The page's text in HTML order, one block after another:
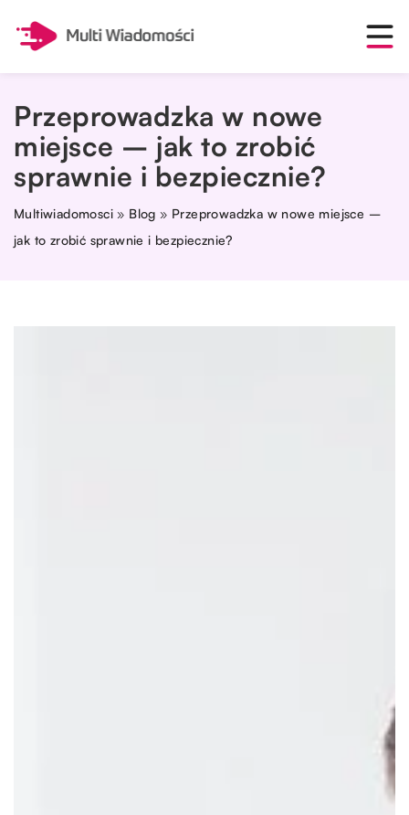
Przeprowadzka w nowe
miejsce – jak to zrobić
sprawnie i bezpiecznie?
Multiwiadomosci » Blog » Przeprowadzka w nowe miejsce –
jak to zrobić sprawnie i bezpiecznie?